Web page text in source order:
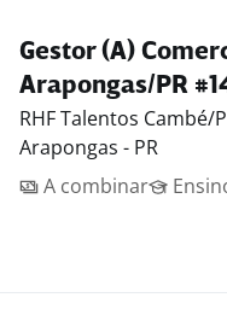
Gestor (A)
Arapongas/PR
RHF Talentos Cambé/
Arapongas - PR
A combinar